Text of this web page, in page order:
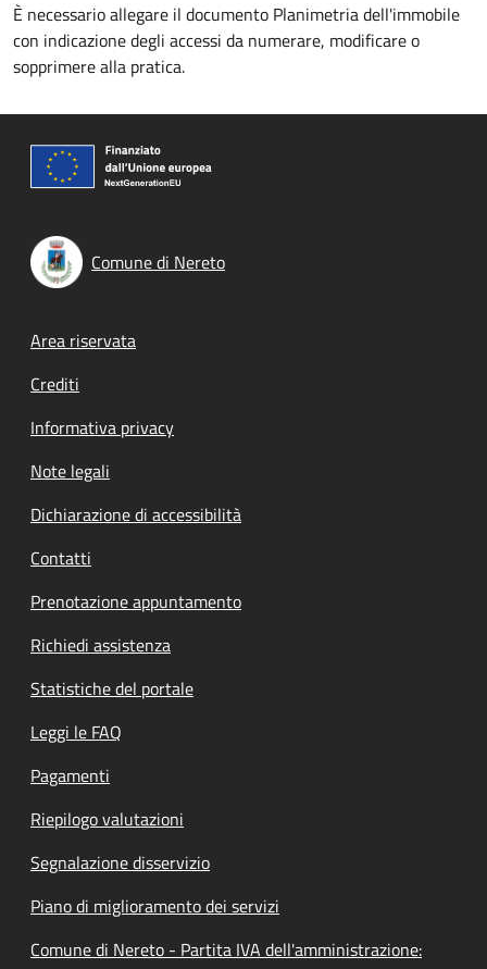
È necessario allegare il documento Planimetria dell'immobile
con indicazione degli accessi da numerare, modificare o
sopprimere alla pratica.
Comune di Nereto
Footer menu
Area riservata
Crediti
Informativa privacy
Note legali
Dichiarazione di accessibilità
Contatti
Prenotazione appuntamento
Richiedi assistenza
Statistiche del portale
Leggi le FAQ
Pagamenti
Riepilogo valutazioni
Segnalazione disservizio
Piano di miglioramento dei servizi
Comune di Nereto - Partita IVA dell'amministrazione: